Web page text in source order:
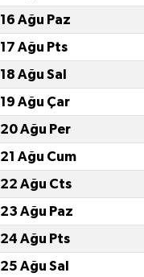
16 Ağu Paz
17 Ağu Pts
18 Ağu Sal
19 Ağu Çar
20 Ağu Per
21 Ağu Cum
22 Ağu Cts
23 Ağu Paz
24 Ağu Pts
25 Ağu Sal